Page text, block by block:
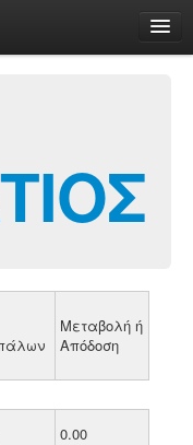
Μεταβολή ή
Απόδοση
0.00